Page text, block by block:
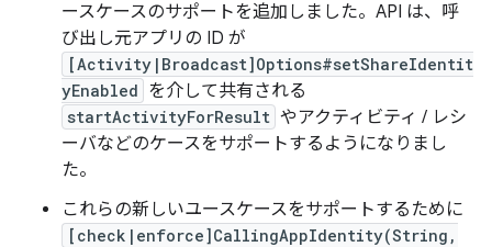
ースケースのサポートを追加しました。API は、呼
び出し元アプリの ID が
[Activity|Broadcast]Options#setShareIdentit
yEnabled を介して共有される
startActivityForResult やアクティビティ / レシ
ーバなどのケースをサポートするようになりまし
た。
これらの新しいユースケースをサポートするために
[check|enforce]CallingAppIdentity(String,